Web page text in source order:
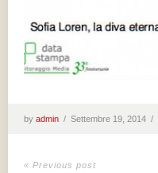
by admin / Settembre 19, 2014 /
« Previous post